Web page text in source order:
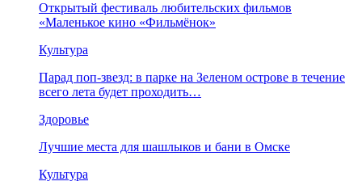
Открытый фестиваль любительских фильмов
«Маленькое кино «Фильмёнок»
Культура
Парад поп-звезд: в парке на Зеленом острове в течение
всего лета будет проходить…
Здоровье
Лучшие места для шашлыков и бани в Омске
Культура